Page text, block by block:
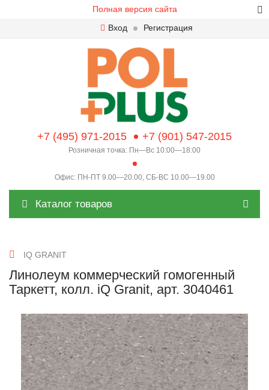
Полная версия сайта
Вход
Регистрация
+7 (495) 971-2015 +7 (901) 547-2015
Розничная точка: Пн—Вс 10:00—18:00
Офис: ПН-ПТ 9.00—20.00, СБ-ВС 10.00—19.00
Каталог товаров
IQ GRANIT
Линолеум коммерческий гомогенный
Таркетт, колл. iQ Granit, арт. 3040461